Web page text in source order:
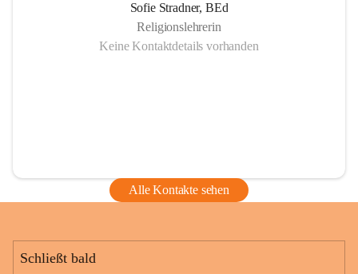
Sofie Stradner, BEd
Religionslehrerin
Keine Kontaktdetails vorhanden
Alle Kontakte sehen
Schließt bald